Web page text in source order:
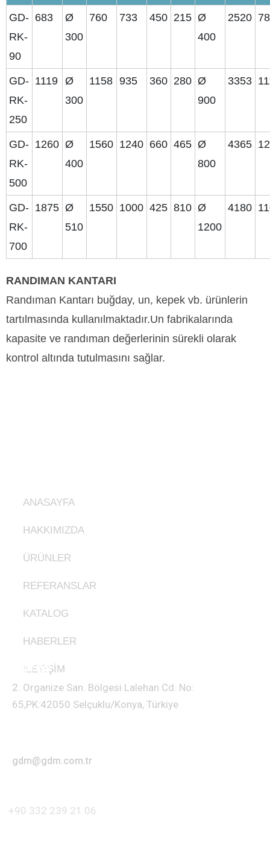
GD-
RK-
90
683
Ø
300
760 733 450 215 Ø
400
2520
GD-
RK-
250
1119
Ø
300
1158 935 360 280 Ø
900
3353
GD-
RK-
500
1260 Ø
400
1560 1240 660 465 Ø
800
4365
GD-
RK-
700
1875 Ø
510
1550 1000 425 810 Ø
1200
4180
RANDIMAN KANTARI
Randıman Kantarı buğday, un, kepek vb. ürünlerin
tartılmasında kullanılmaktadır.Un fabrikalarında
kapasite ve randıman değerlerinin sürekli olarak
kontrol altında tutulmasını sağlar.
ANASAYFA
HAKKIMIZDA
ÜRÜNLER
REFERANSLAR
KATALOG
HABERLER
İLETİŞİM
Adres
2. Organize San. Bölgesi Lalehan Cd. No:
65,PK:42050 Selçuklu/Konya, Türkiye
gdm@gdm.com.tr
+90 332 239 21 06